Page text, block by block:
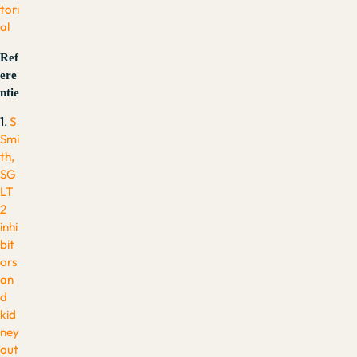
tori
al
Ref
ere
ntie
1. S
Smi
th,
SG
LT
2
inhi
bit
ors
an
d
kid
ney
out